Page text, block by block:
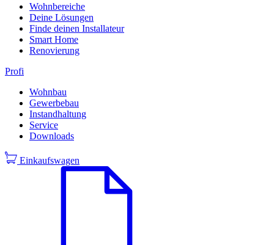
Wohnbereiche
Deine Lösungen
Finde deinen Installateur
Smart Home
Renovierung
Profi
Wohnbau
Gewerbebau
Instandhaltung
Service
Downloads
Einkaufswagen